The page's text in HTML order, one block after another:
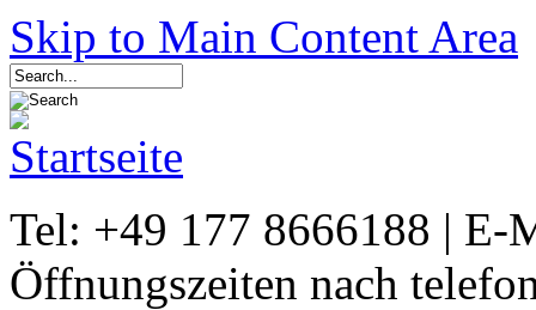
Skip to Main Content Area
Tel: +49 177 8666188 |
Öffnungszeiten nach